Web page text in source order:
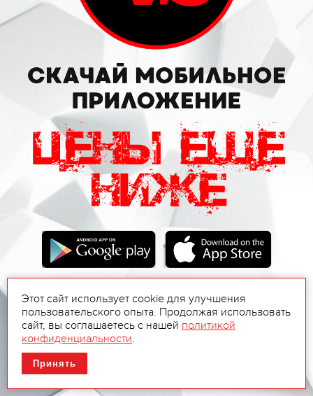
Этот сайт использует cookie для улучшения
пользовательского опыта. Продолжая использовать
сайт, вы соглашаетесь с нашей политикой
конфиденциальности.
Принять